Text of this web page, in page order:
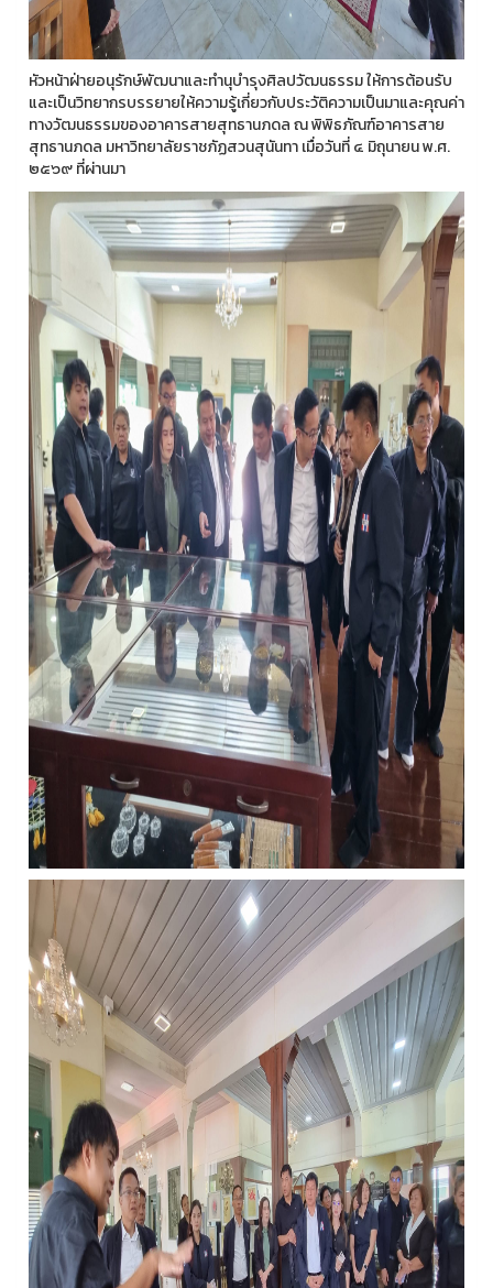
หัวหน้าฝ่ายอนุรักษ์พัฒนาและทำนุบำรุงศิลปวัฒนธรรม ให้การต้อนรับ
และเป็นวิทยากรบรรยายให้ความรู้เกี่ยวกับประวัติความเป็นมาและคุณค่า
ทางวัฒนธรรมของอาคารสายสุทธานภดล ณ พิพิธภัณฑ์อาคารสาย
สุทธานภดล มหาวิทยาลัยราชภัฏสวนสุนันทา เมื่อวันที่ ๔ มิถุนายน พ.ศ.
๒๕๖๙ ที่ผ่านมา